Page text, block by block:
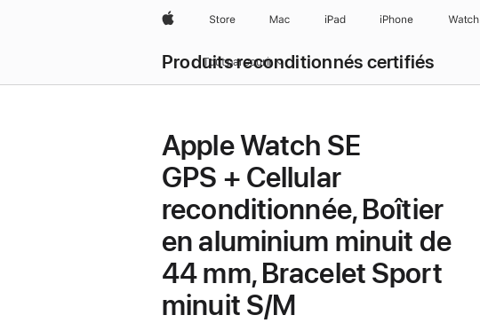
AppleStore Mac iPad iPhone Watch
Produits reconditionnés certifiés
Tout parcourir
Apple Watch SE
GPS + Cellular
reconditionnée, Boîtier
en aluminium minuit de
44 mm, Bracelet Sport
minuit S/M